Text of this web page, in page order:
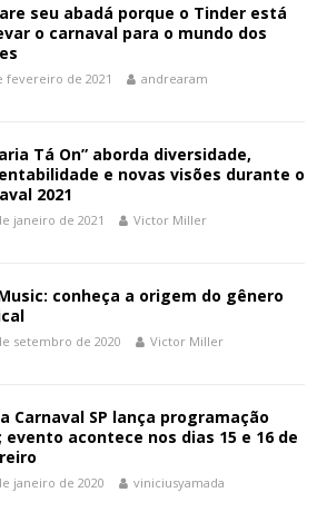
seu abadá porque o Tinder está
o carnaval para o mundo dos
fevereiro de 2021 andrearam
Tá On” aborda diversidade,
e novas visões durante o
2021
janeiro de 2021 Victor Miller
conheça a origem do gênero
setembro de 2020 Victor Miller
Carnaval SP lança programação
evento acontece nos dias 15 e 16 de
janeiro de 2020 viniciusyamada